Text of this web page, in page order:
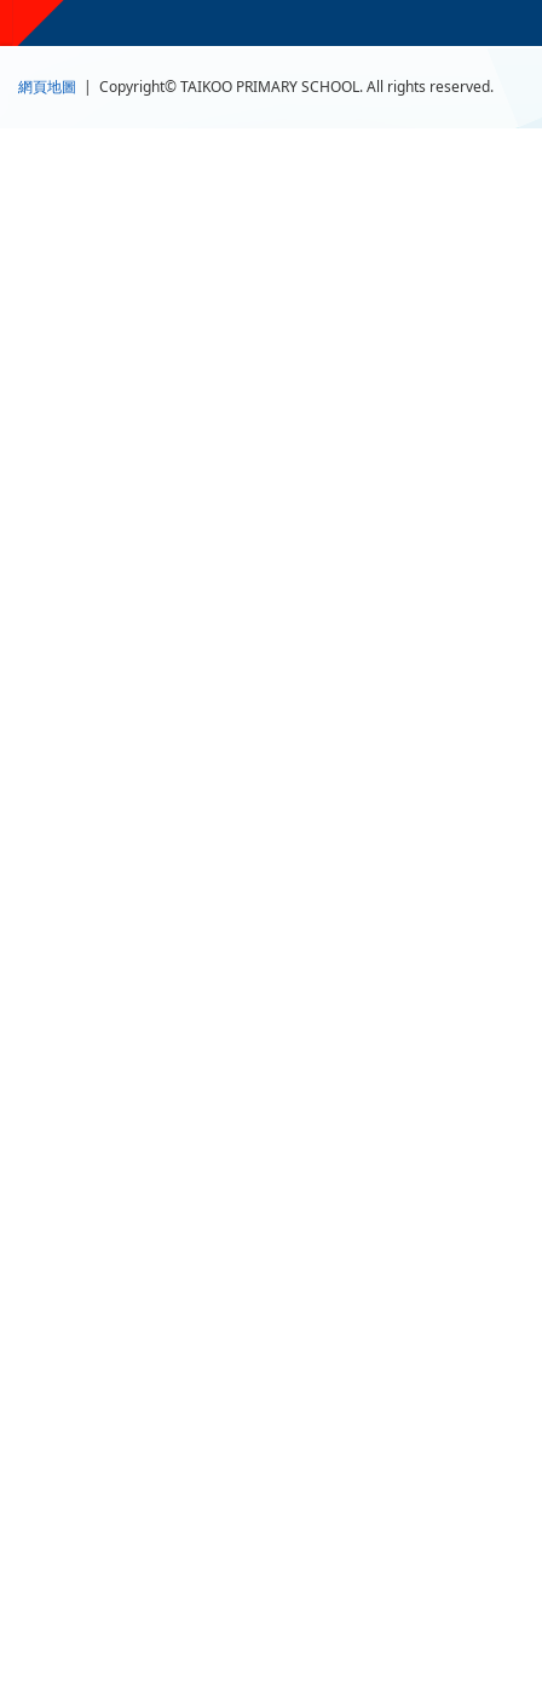
網頁地圖 | Copyright© TAIKOO PRIMARY SCHOOL. All rights reserved.